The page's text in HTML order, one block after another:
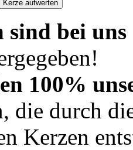
sind bei uns
100%
die durch
Kerzen